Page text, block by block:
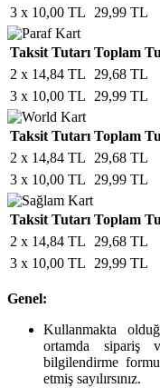
3 x 10,00 TL
29,99 TL
Taksit Tutarı Toplam
2 x 14,84 TL
29,68 TL
3 x 10,00 TL
29,99 TL
Taksit Tutarı Toplam
2 x 14,84 TL
29,68 TL
3 x 10,00 TL
29,99 TL
Taksit Tutarı Toplam
2 x 14,84 TL
29,68 TL
3 x 10,00 TL
29,99 TL
Genel:
Kullanmakta
ortamda sipariş
bilgilendirme
etmiş sayılırsınız.